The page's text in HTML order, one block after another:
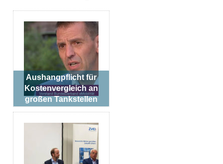
Aushangpflicht für
Kostenvergleich an
großen Tankstellen